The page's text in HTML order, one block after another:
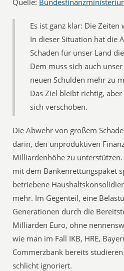
Quelle:
Es ist ganz klar: Die
In dieser Situation hat die
Schaden für unser Land
Dem muss sich auch
neuen Schulden mehr zu
Das Ziel bleibt richtig,
sich verschoben.
Die Abwehr von großem
darin, den unproduktiven
Milliardenhöhe zu
mit dem Bankenrettungspaket
betriebene
mehr. Im Gegenteil, eine
Generationen durch die
Milliarden Euro, ohne
wie man im Fall IKB, HRE,
Commerzbank bereits
schlicht ignoriert.